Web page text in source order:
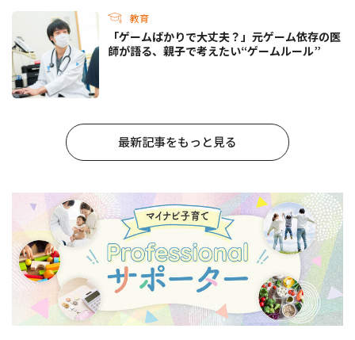
教育
「ゲームばかりで大丈夫？」元ゲーム依存の医
師が語る、親子で考えたい“ゲームルール”
最新記事をもっと見る